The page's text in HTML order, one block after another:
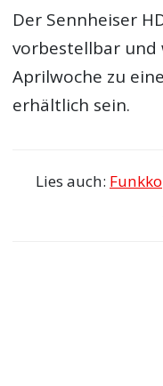
Der Sennheiser
vorbestellbar
Aprilwoche zu
erhältlich sein.
Lies auch: